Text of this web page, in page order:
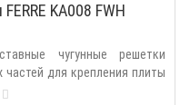
KA008 FWH
чугунные решетки
для крепления плиты